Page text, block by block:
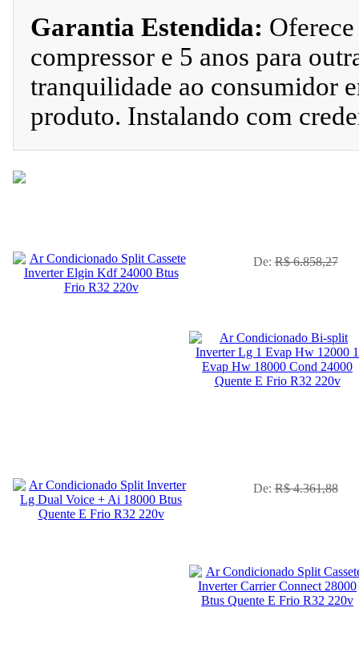
Garantia Estendida:
compressor e 5 anos para
tranquilidade ao consumidor
produto. Instalando com
De:R$ 6.858,27
De:R$ 4.361,88